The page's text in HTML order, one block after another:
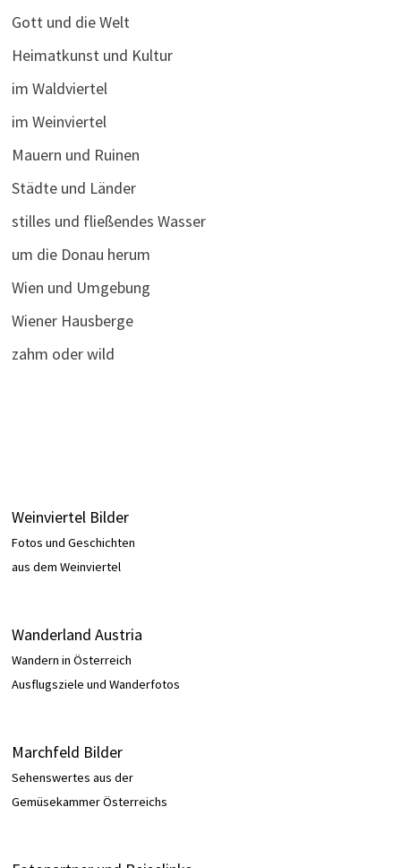
Gott und die Welt
Heimatkunst und Kultur
im Waldviertel
im Weinviertel
Mauern und Ruinen
Städte und Länder
stilles und fließendes Wasser
um die Donau herum
Wien und Umgebung
Wiener Hausberge
zahm oder wild
Weinviertel Bilder
Fotos und Geschichten
aus dem Weinviertel
Wanderland Austria
Wandern in Österreich
Ausflugsziele und Wanderfotos
Marchfeld Bilder
Sehenswertes aus der
Gemüsekammer Österreichs